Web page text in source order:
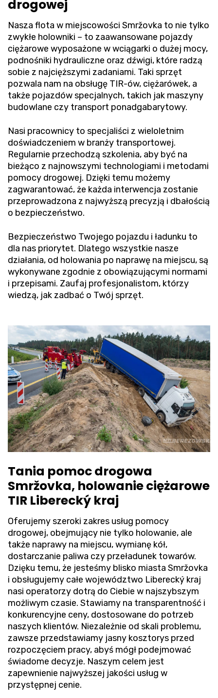
drogowej
Nasza flota w miejscowości Smržovka to nie tylko
zwykłe holowniki – to zaawansowane pojazdy
ciężarowe wyposażone w wciągarki o dużej mocy,
podnośniki hydrauliczne oraz dźwigi, które radzą
sobie z najcięższymi zadaniami. Taki sprzęt
pozwala nam na obsługę TIR-ów, ciężarówek, a
także pojazdów specjalnych, takich jak maszyny
budowlane czy transport ponadgabarytowy.
Nasi pracownicy to specjaliści z wieloletnim
doświadczeniem w branży transportowej.
Regularnie przechodzą szkolenia, aby być na
bieżąco z najnowszymi technologiami i metodami
pomocy drogowej. Dzięki temu możemy
zagwarantować, że każda interwencja zostanie
przeprowadzona z najwyższą precyzją i dbałością
o bezpieczeństwo.
Bezpieczeństwo Twojego pojazdu i ładunku to
dla nas priorytet. Dlatego wszystkie nasze
działania, od holowania po naprawę na miejscu, są
wykonywane zgodnie z obowiązującymi normami
i przepisami. Zaufaj profesjonalistom, którzy
wiedzą, jak zadbać o Twój sprzęt.
Tania pomoc drogowa
Smržovka, holowanie ciężarowe
TIR Liberecký kraj
Oferujemy szeroki zakres usług pomocy
drogowej, obejmujący nie tylko holowanie, ale
także naprawy na miejscu, wymianę kół,
dostarczanie paliwa czy przeładunek towarów.
Dzięku temu, że jesteśmy blisko miasta Smržovka
i obsługujemy całe województwo Liberecký kraj
nasi operatorzy dotrą do Ciebie w najszybszym
możliwym czasie. Stawiamy na transparentność i
konkurencyjne ceny, dostosowane do potrzeb
naszych klientów. Niezależnie od skali problemu,
zawsze przedstawiamy jasny kosztorys przed
rozpoczęciem pracy, abyś mógł podejmować
świadome decyzje. Naszym celem jest
zapewnienie najwyższej jakości usług w
przystępnej cenie.